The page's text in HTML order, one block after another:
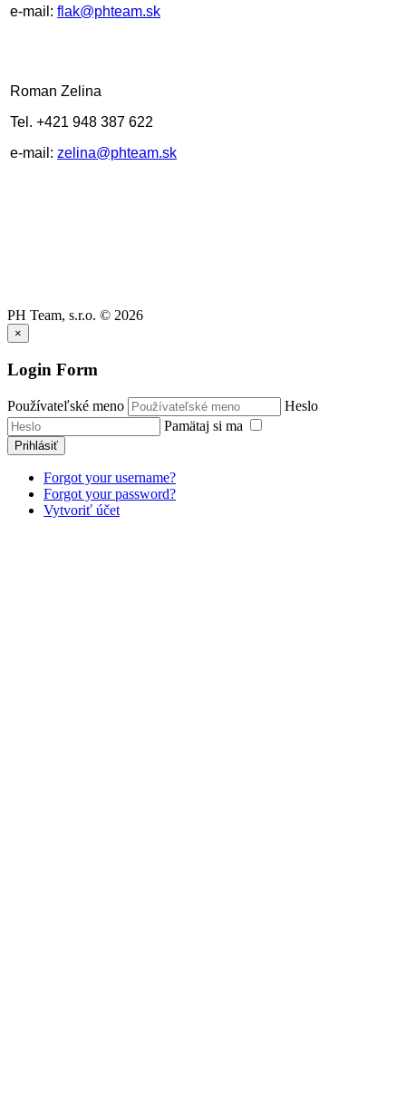
e-mail: flak@phteam.sk
Roman Zelina
Tel. +421 948 387 622
e-mail: zelina@phteam.sk
PH Team, s.r.o. © 2026
×
Login Form
Používateľské meno
Heslo
Pamätaj si ma
Prihlásiť
Forgot your username?
Forgot your password?
Vytvoriť účet